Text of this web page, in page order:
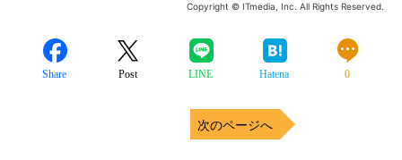
Copyright © ITmedia, Inc. All Rights Reserved.
Share Post LINE Hatena 0
次のページへ